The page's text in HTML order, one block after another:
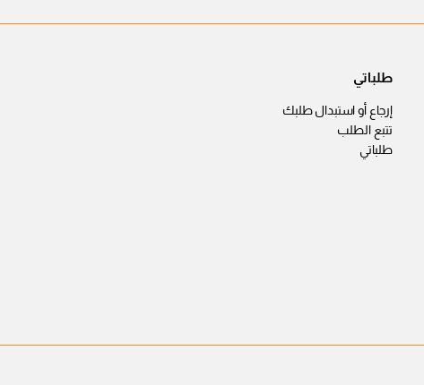
طلباتي
إرجاع أو استبدال طلبك
تتبع الطلب
طلباتي